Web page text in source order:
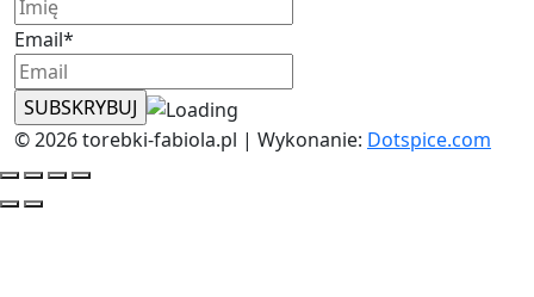
Email*
© 2026 torebki-fabiola.pl | Wykonanie: Dotspice.com